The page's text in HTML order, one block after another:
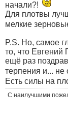
начали?!
Для плотвы
мелкие
P.S. Но, самое
то, что Евгений
ещё раз
терпения и... не
Есть силы на
С наилучшими